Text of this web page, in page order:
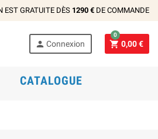
EST GRATUITE DÈS 1290 € DE COMMANDE
 Connexion  0,00 €
0
CATALOGUE